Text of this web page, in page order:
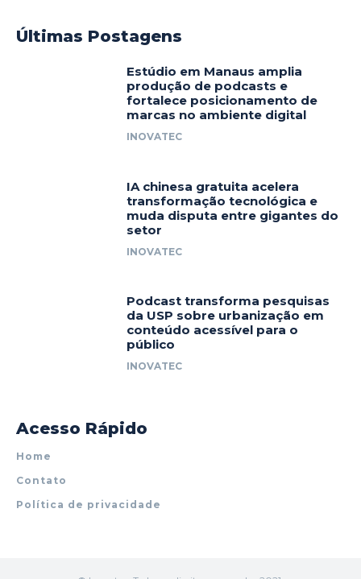
Últimas Postagens
Estúdio em Manaus amplia
produção de podcasts e
fortalece posicionamento de
marcas no ambiente digital
INOVATEC
IA chinesa gratuita acelera
transformação tecnológica e
muda disputa entre gigantes do
setor
INOVATEC
Podcast transforma pesquisas
da USP sobre urbanização em
conteúdo acessível para o
público
INOVATEC
Acesso Rápido
Home
Contato
Política de privacidade